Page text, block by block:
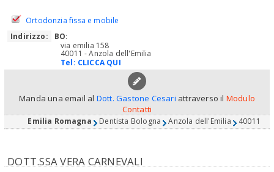
Ortodonzia fissa e mobile
Indirizzo:
BO:
via emilia 158
40011 - Anzola dell'Emilia
Tel: CLICCA QUI
Manda una email al Dott. Gastone Cesari attraverso il Modulo
Contatti
Emilia Romagna Dentista Bologna Anzola dell'Emilia 40011
DOTT.SSA VERA CARNEVALI